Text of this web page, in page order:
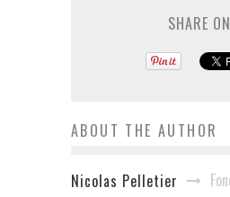
SHARE
ABOUT THE AUTHOR
Nicolas Pelletier